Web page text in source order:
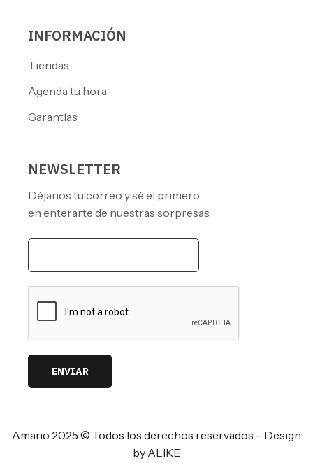
INFORMACIÓN
Tiendas
Agenda tu hora
Garantías
NEWSLETTER
Déjanos tu correo y sé el primero
en enterarte de nuestras sorpresas
ENVIAR
Amano 2025 © Todos los derechos reservados – Design
by ALIKE